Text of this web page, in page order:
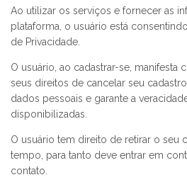
Ao utilizar os serviços e fornecer as
plataforma, o usuário está
de Privacidade.
O usuário, ao cadastrar-se, manifesta
seus direitos de cancelar seu
dados pessoais e garante a
disponibilizadas.
O usuário tem direito de retirar o seu
tempo, para tanto deve entrar em
contato.